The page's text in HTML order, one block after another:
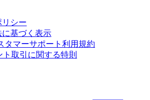
リシー
基づく表示
タマーサポート利用規約
取引に関する特則